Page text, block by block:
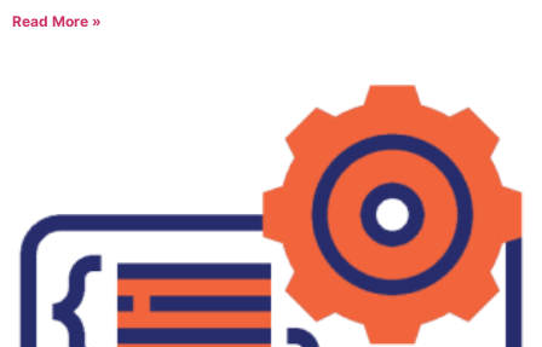
Read More »